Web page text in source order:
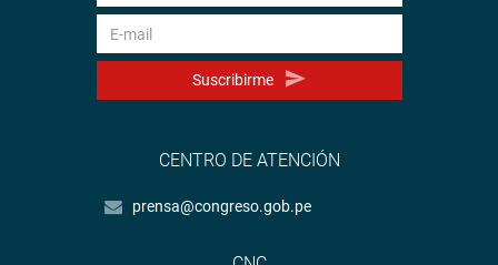
Suscribirme
CENTRO DE ATENCIÓN
prensa@congreso.gob.pe